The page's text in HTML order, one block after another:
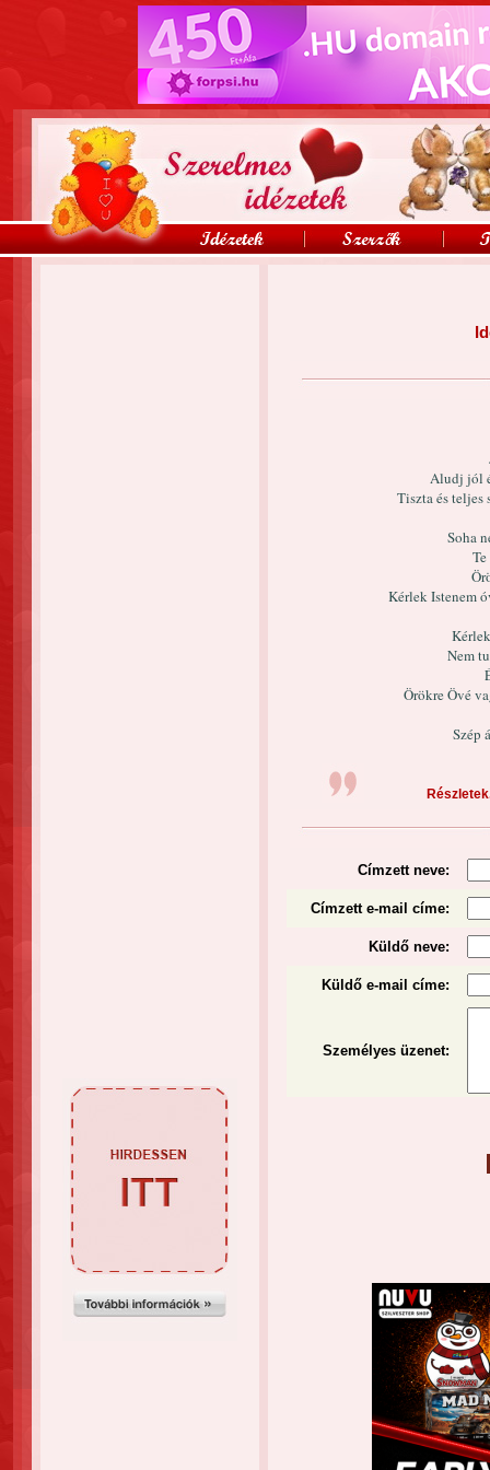
Aludj jól
Tiszta és teljes
Soha
Kérlek Istenem
Nem
Örökre Övé
Szép
Címzett neve:
Címzett e-mail címe:
Küldő neve:
Küldő e-mail címe:
Személyes üzenet: